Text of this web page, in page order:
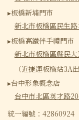
▸板橋新埔門市
新北市板橋區民生
▸板橋高鐵伴手禮門市
新北市板橋區縣民
（近捷運板橋站3A出
▸台中形象概念店
台中市北區英才路
統一編號：42860924